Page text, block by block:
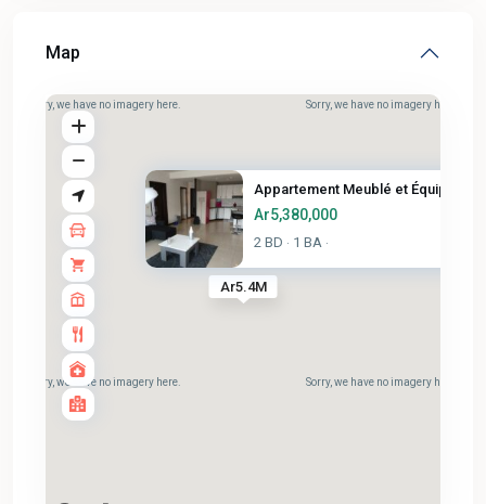
Map
Sorry, we have no imagery here.
Sorry, we have no imagery here.
Sorry, we have no imagery here.
Sorry, we have no imagery here.
Ar5.4M
Appartement Meublé et Équipé à...
Ar5,380,000
2 BD · 1 BA ·